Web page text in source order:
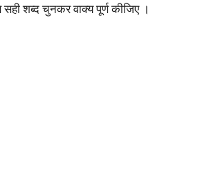
शब्द चुनकर वाक्य पूर्ण कीजिए ।